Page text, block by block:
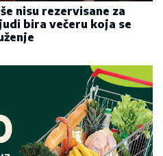
nisu rezervisane za
bira večeru koja se